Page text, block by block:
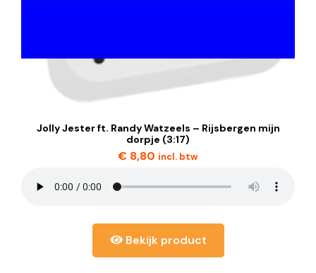
Jolly Jester ft. Randy Watzeels – Rijsbergen mijn
dorpje (3:17)
€ 8,80 incl. btw
Bekijk product